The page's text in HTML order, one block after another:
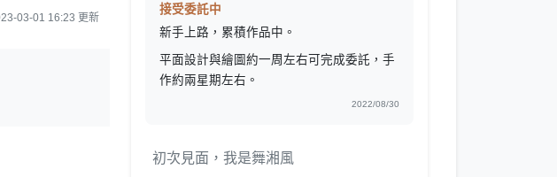
03-01 16:23 更新
接受委託中
新手上路，累積作品中。
平面設計與繪圖約一周左右可完成委託，手
作約兩星期左右。
2022/08/30
初次見面，我是舞湘風